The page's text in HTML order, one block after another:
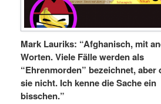
Mark Lauriks: “Afghanisch, mit
Worten. Viele Fälle werden als
“Ehrenmorden” bezeichnet, aber
sie nicht. Ich kenne die Sache ein
bisschen.”